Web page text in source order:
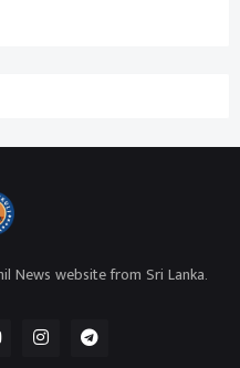
News website from Sri Lanka.